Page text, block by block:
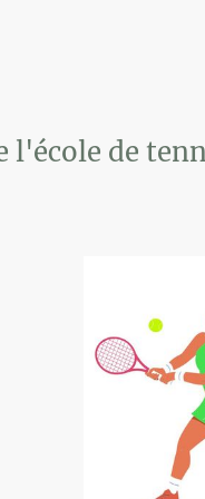
l'école de